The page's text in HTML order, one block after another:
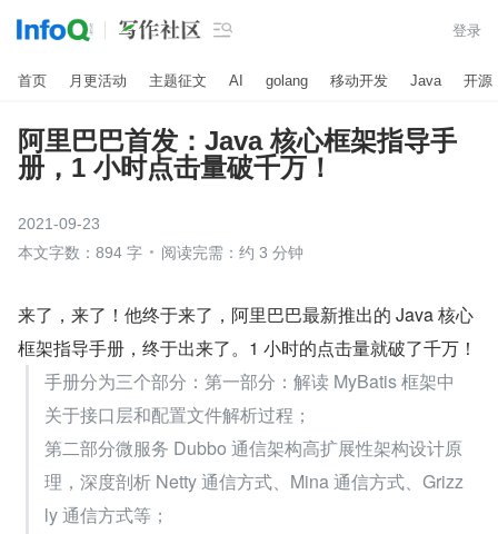
 登录
首页 月更活动 主题征文 AI golang 移动开发 Java 开源
阿里巴巴首发：Java 核心框架指导手
册，1 小时点击量破千万！
2021-09-23
本文字数：894 字
阅读完需：约 3 分钟
来了，来了！他终于来了，阿里巴巴最新推出的 Java 核心
框架指导手册，终于出来了。1 小时的点击量就破了千万！
手册分为三个部分：第一部分：解读 MyBatis 框架中
关于接口层和配置文件解析过程；
第二部分微服务 Dubbo 通信架构高扩展性架构设计原
理，深度剖析 Netty 通信方式、Mina 通信方式、Grizz
ly 通信方式等；